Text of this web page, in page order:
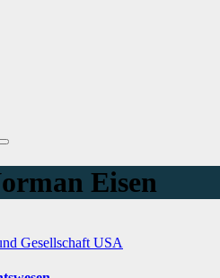
Eisen
Gesellschaft USA